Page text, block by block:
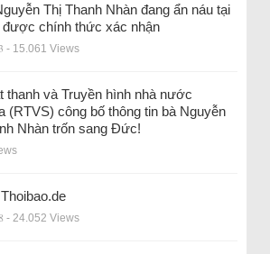
Thị Thanh Nhàn đang ẩn náu tại
chính thức xác nhận
- 15.061 Views
thanh và Truyền hình nhà nước
(RTVS) công bố thông tin bà Nguyễn
Nhàn trốn sang Đức!
- 24.052 Views